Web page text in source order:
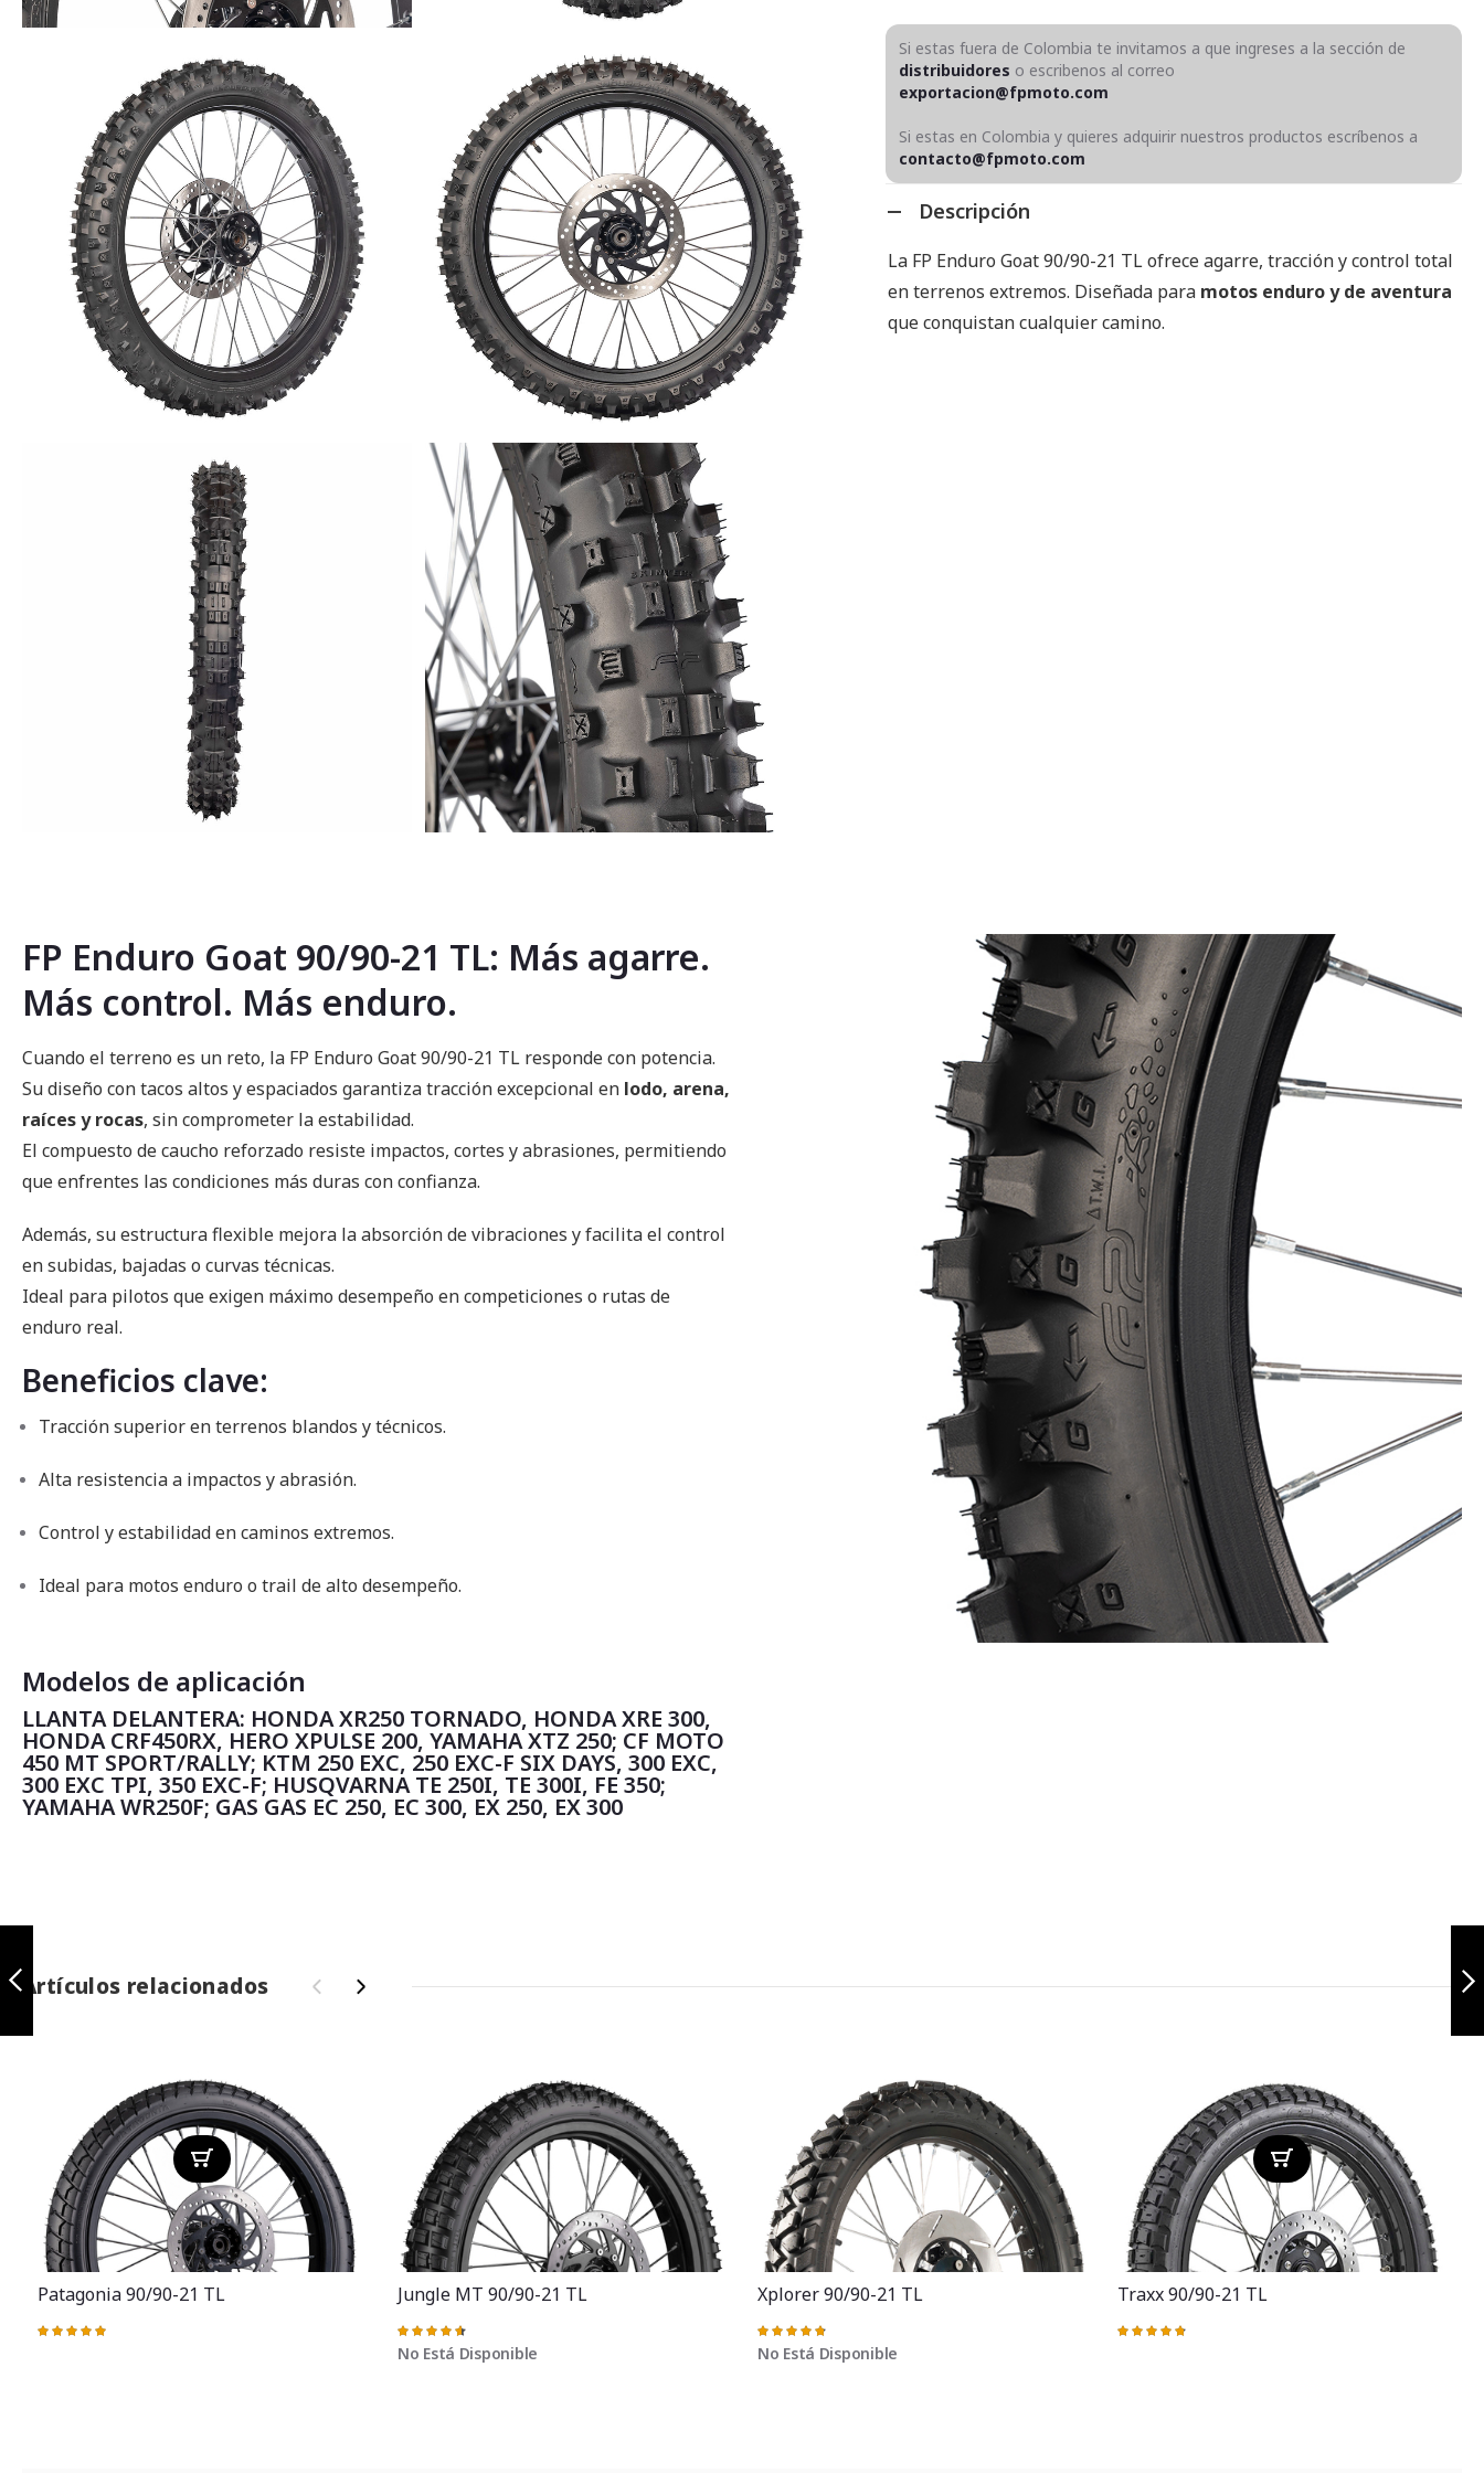
la
galería
de
imágenes
Si estas fuera de Colombia te invitamos a que ingreses a la sección de
distribuidores o escribenos al correo
exportacion@fpmoto.com
Si estas en Colombia y quieres adquirir nuestros productos escríbenos a
contacto@fpmoto.com
Descripción
La FP Enduro Goat 90/90-21 TL ofrece agarre, tracción y control total
en terrenos extremos. Diseñada para motos enduro y de aventura
que conquistan cualquier camino.
FP Enduro Goat 90/90-21 TL: Más agarre.
Más control. Más enduro.
Cuando el terreno es un reto, la FP Enduro Goat 90/90-21 TL responde con potencia.
Su diseño con tacos altos y espaciados garantiza tracción excepcional en lodo, arena,
raíces y rocas, sin comprometer la estabilidad.
El compuesto de caucho reforzado resiste impactos, cortes y abrasiones, permitiendo
que enfrentes las condiciones más duras con confianza.
Además, su estructura flexible mejora la absorción de vibraciones y facilita el control
en subidas, bajadas o curvas técnicas.
Ideal para pilotos que exigen máximo desempeño en competiciones o rutas de
enduro real.
Beneficios clave:
Tracción superior en terrenos blandos y técnicos.
Alta resistencia a impactos y abrasión.
Control y estabilidad en caminos extremos.
Ideal para motos enduro o trail de alto desempeño.
Modelos de aplicación
LLANTA DELANTERA: HONDA XR250 TORNADO, HONDA XRE 300,
HONDA CRF450RX, HERO XPULSE 200, YAMAHA XTZ 250; CF MOTO
450 MT SPORT/RALLY; KTM 250 EXC, 250 EXC-F SIX DAYS, 300 EXC,
300 EXC TPI, 350 EXC-F; HUSQVARNA TE 250I, TE 300I, FE 350;
YAMAHA WR250F; GAS GAS EC 250, EC 300, EX 250, EX 300
Artículos relacionados ‹ ›
Patagonia 90/90-21 TL
Valoración:
Jungle MT 90/90-21 TL
Valoración:
93%
No Está Disponible
Xplorer 90/90-21 TL
Valoración:
96%
No Está Disponible
Traxx 90/90-21 TL
Valoración: